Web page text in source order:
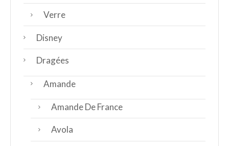
Verre
Disney
Dragées
Amande
Amande De France
Avola